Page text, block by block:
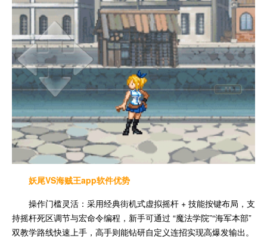
妖尾VS海贼王app软件优势
操作门槛灵活：采用经典街机式虚拟摇杆 + 技能按键布局，支
持摇杆死区调节与宏命令编程，新手可通过 “魔法学院”“海军本部”
双教学路线快速上手，高手则能钻研自定义连招实现高爆发输出。